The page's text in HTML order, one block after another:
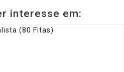
interesse em: